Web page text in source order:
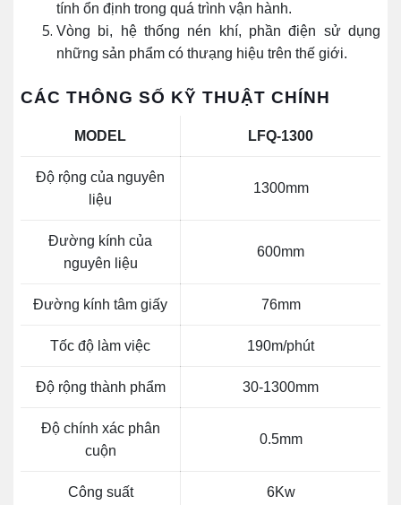
tính ổn định trong quá trình vận hành.
Vòng bi, hệ thống nén khí, phần điện sử dụng
những sản phẩm có thưạng hiệu trên thế giới.
CÁC THÔNG SỐ KỸ THUẬT CHÍNH
MODEL LFQ-1300
Độ rộng của nguyên
liệu
1300mm
Đường kính của
nguyên liệu
600mm
Đường kính tâm giấy 76mm
Tốc độ làm việc 190m/phút
Độ rộng thành phẩm 30-1300mm
Độ chính xác phân
cuộn
0.5mm
Công suất 6Kw